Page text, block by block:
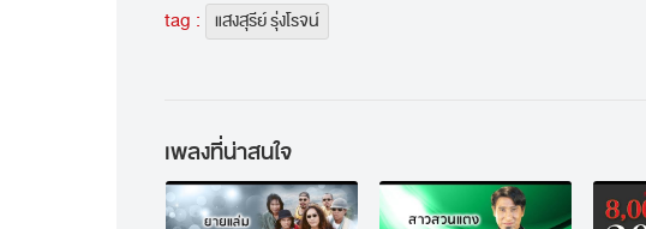
tag : แสงสุรีย์ รุ่งโรจน์
เพลงที่น่าสนใจ